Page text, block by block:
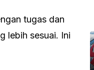
tugas dan
lebih sesuai. Ini